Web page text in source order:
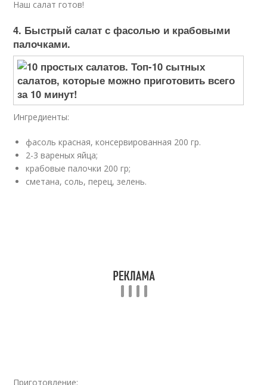
Наш салат готов!
4. Быстрый салат с фасолью и крабовыми
палочками.
Ингредиенты:
фасоль красная, консервированная 200 гр.
2-3 вареных яйца;
крабовые палочки 200 гр;
сметана, соль, перец, зелень.
Приготовление: